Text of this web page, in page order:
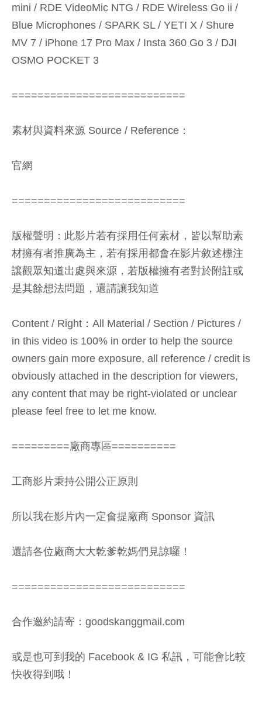
mini / RDE VideoMic NTG / RDE Wireless Go ii /
Blue Microphones / SPARK SL / YETI X / Shure
MV 7 / iPhone 17 Pro Max / Insta 360 Go 3 / DJI
OSMO POCKET 3
===========================
素材與資料來源 Source / Reference：
官網
===========================
版權聲明：此影片若有採用任何素材，皆以幫助素
材擁有者推廣為主，若有採用都會在影片敘述標注
讓觀眾知道出處與來源，若版權擁有者對於附註或
是其餘想法問題，還請讓我知道
Content / Right：All Material / Section / Pictures /
in this video is 100% in order to help the source
owners gain more exposure, all reference / credit is
obviously attached in the description for viewers,
any content that may be right-violated or unclear
please feel free to let me know.
=========廠商專區==========
工商影片秉持公開公正原則
所以我在影片內一定會提廠商 Sponsor 資訊
還請各位廠商大大乾爹乾媽們見諒囉！
===========================
合作邀約請寄：goodskanggmail.com
或是也可到我的 Facebook & IG 私訊，可能會比較
快收得到哦！